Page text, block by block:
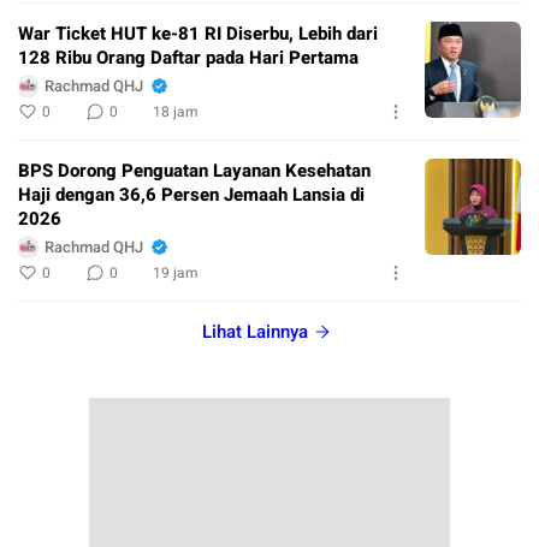
War Ticket HUT ke-81 RI Diserbu, Lebih dari
128 Ribu Orang Daftar pada Hari Pertama
Rachmad QHJ
0 0 18 jam
BPS Dorong Penguatan Layanan Kesehatan
Haji dengan 36,6 Persen Jemaah Lansia di
2026
Rachmad QHJ
0 0 19 jam
Lihat Lainnya